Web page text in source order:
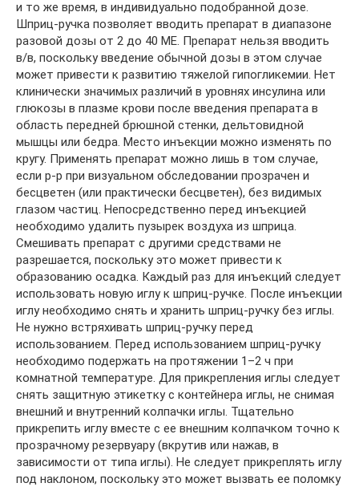
и то же время, в индивидуально подобранной дозе.
Шприц-ручка позволяет вводить препарат в диапазоне
разовой дозы от 2 до 40 МЕ. Препарат нельзя вводить
в/в, поскольку введение обычной дозы в этом случае
может привести к развитию тяжелой гипогликемии. Нет
клинически значимых различий в уровнях инсулина или
глюкозы в плазме крови после введения препарата в
область передней брюшной стенки, дельтовидной
мышцы или бедра. Место инъекции можно изменять по
кругу. Применять препарат можно лишь в том случае,
если р-р при визуальном обследовании прозрачен и
бесцветен (или практически бесцветен), без видимых
глазом частиц. Непосредственно перед инъекцией
необходимо удалить пузырек воздуха из шприца.
Смешивать препарат с другими средствами не
разрешается, поскольку это может привести к
образованию осадка. Каждый раз для инъекций следует
использовать новую иглу к шприц-ручке. После инъекции
иглу необходимо снять и хранить шприц-ручку без иглы.
Не нужно встряхивать шприц-ручку перед
использованием. Перед использованием шприц-ручку
необходимо подержать на протяжении 1–2 ч при
комнатной температуре. Для прикрепления иглы следует
снять защитную этикетку с контейнера иглы, не снимая
внешний и внутренний колпачки иглы. Тщательно
прикрепить иглу вместе с ее внешним колпачком точно к
прозрачному резервуару (вкрутив или нажав, в
зависимости от типа иглы). Не следует прикреплять иглу
под наклоном, поскольку это может вызвать ее поломку